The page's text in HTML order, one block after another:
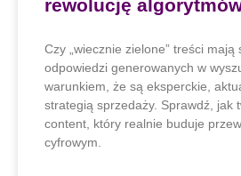
rewolucję
Czy „wiecznie zielone” treści mają
odpowiedzi generowanych w
warunkiem, że są eksperckie,
strategią sprzedaży. Sprawdź, jak
content, który realnie buduje
cyfrowym.